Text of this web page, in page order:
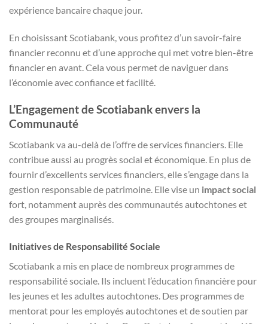
expérience bancaire chaque jour.
En choisissant Scotiabank, vous profitez d’un savoir-faire
financier reconnu et d’une approche qui met votre bien-être
financier en avant. Cela vous permet de naviguer dans
l’économie avec confiance et facilité.
L’Engagement de Scotiabank envers la
Communauté
Scotiabank va au-delà de l’offre de services financiers. Elle
contribue aussi au progrès social et économique. En plus de
fournir d’excellents services financiers, elle s’engage dans la
gestion responsable de patrimoine. Elle vise un impact social
fort, notamment auprès des communautés autochtones et
des groupes marginalisés.
Initiatives de Responsabilité Sociale
Scotiabank a mis en place de nombreux programmes de
responsabilité sociale. Ils incluent l’éducation financière pour
les jeunes et les adultes autochtones. Des programmes de
mentorat pour les employés autochtones et de soutien par